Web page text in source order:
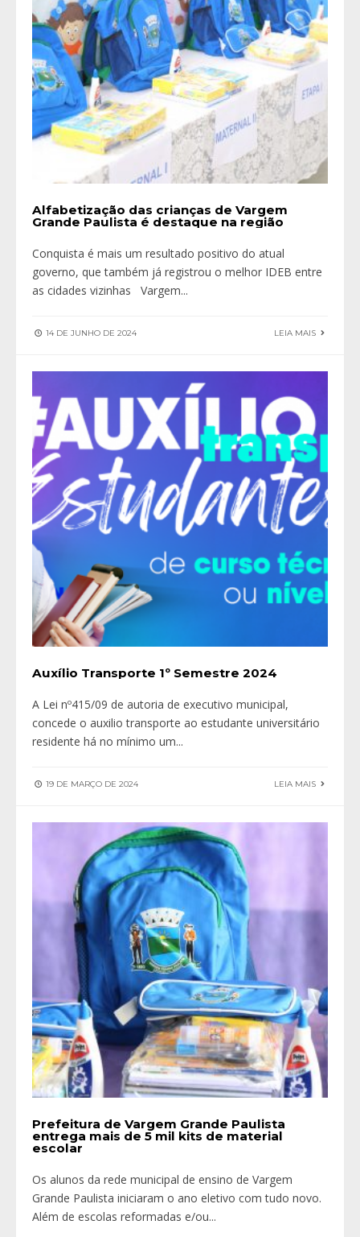
Alfabetização das crianças de Vargem
Grande Paulista é destaque na região
Conquista é mais um resultado positivo do atual
governo, que também já registrou o melhor IDEB entre
as cidades vizinhas Vargem...
14 DE JUNHO DE 2024 LEIA MAIS
Auxílio Transporte 1º Semestre 2024
A Lei nº415/09 de autoria de executivo municipal,
concede o auxilio transporte ao estudante universitário
residente há no mínimo um...
19 DE MARÇO DE 2024 LEIA MAIS
Prefeitura de Vargem Grande Paulista
entrega mais de 5 mil kits de material
escolar
Os alunos da rede municipal de ensino de Vargem
Grande Paulista iniciaram o ano eletivo com tudo novo.
Além de escolas reformadas e/ou...